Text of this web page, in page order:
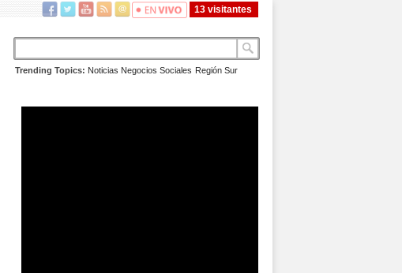
13 visitantes
Trending Topics: Noticias Negocios Sociales Región Sur